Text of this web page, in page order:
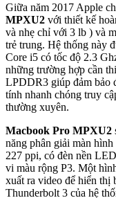
Giữa năm 2017 Apple
MPXU2 với thiết kế
và nhẹ chỉ với 3 lb ) và
trẻ trung. Hệ thống này
Core i5 có tốc độ 2.3
những trường hợp cần
LPDDR3 giúp đảm bảo
tính nhanh chóng truy
thường xuyên.
Macbook Pro MPXU2
năng phân giải màn
227 ppi, có đèn nền
vi màu rộng P3. Một
xuất ra video để hiển thị
Thunderbolt 3 của hệ